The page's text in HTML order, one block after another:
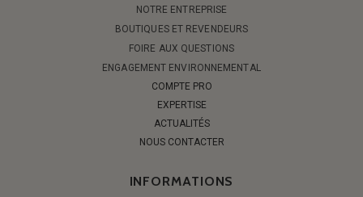
NOTRE ENTREPRISE
BOUTIQUES ET REVENDEURS
FOIRE AUX QUESTIONS
ENGAGEMENT ENVIRONNEMENTAL
COMPTE PRO
EXPERTISE
ACTUALITÉS
NOUS CONTACTER
INFORMATIONS